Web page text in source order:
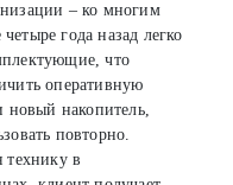
– ко многим
года назад легко
что
оперативную
новый накопитель,
повторно.
технику в